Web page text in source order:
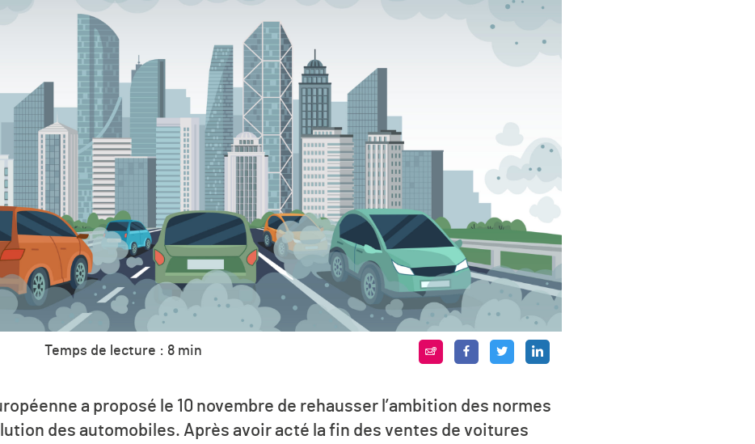
Temps de lecture : 8 min
a proposé le 10 novembre de rehausser l’ambition des normes
des automobiles. Après avoir acté la fin des ventes de voitures